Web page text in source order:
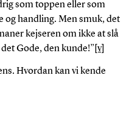
som toppen eller som
og handling. Men smuk, det
kejseren om ikke at slå
Gode, den kunde!” [v]
Hvordan kan vi kende